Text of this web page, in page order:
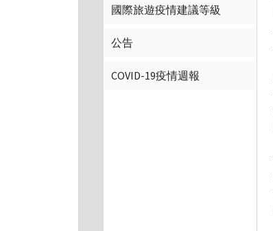
國際旅遊疫情建議等級
公告
COVID-19疫情週報